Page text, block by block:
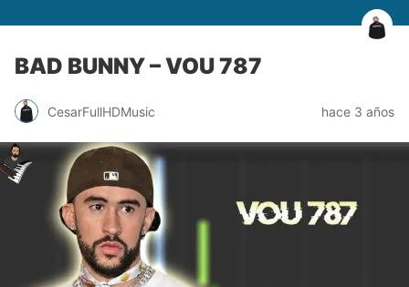
BAD BUNNY – VOU 787
CesarFullHDMusic hace 3 años